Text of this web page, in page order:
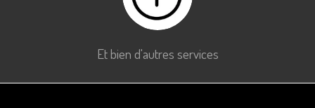
Et bien d'autres services